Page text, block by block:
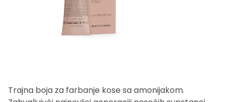
Trajna boja za farbanje kose sa amonijakom.